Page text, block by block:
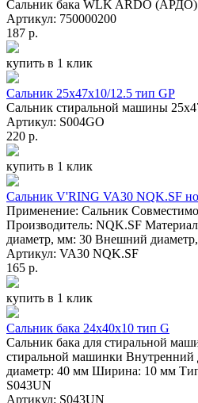
Сальник бака WLK ARDO (АРДО)
Артикул: 750000200
187 р.
купить в 1 клик
Сальник 25x47x10/12.5 тип GP
Сальник стиральной машины
Артикул: S004GO
220 р.
купить в 1 клик
Сальник V'RING VA30 NQK.SF
Применение: Сальник
Производитель: NQK.SF
диаметр, мм: 30 Внешний
Артикул: VA30 NQK.SF
165 р.
купить в 1 клик
Сальник бака 24x40x10 тип G
Сальник бака для стиральной
стиральной машинки
диаметр: 40 мм Ширина: 10 мм
S043UN
Артикул: S043UN